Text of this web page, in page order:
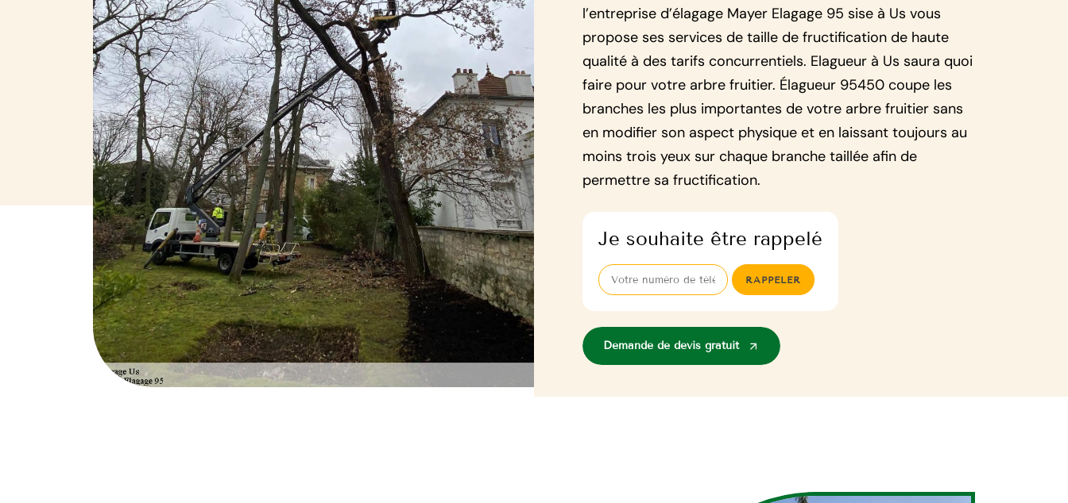
l’entreprise d’élagage Mayer Elagage 95 sise à Us vous
propose ses services de taille de fructification de haute
qualité à des tarifs concurrentiels. Elagueur à Us saura quoi
faire pour votre arbre fruitier. Élagueur 95450 coupe les
branches les plus importantes de votre arbre fruitier sans
en modifier son aspect physique et en laissant toujours au
moins trois yeux sur chaque branche taillée afin de
permettre sa fructification.
Je souhaite être rappelé
Demande de devis gratuit